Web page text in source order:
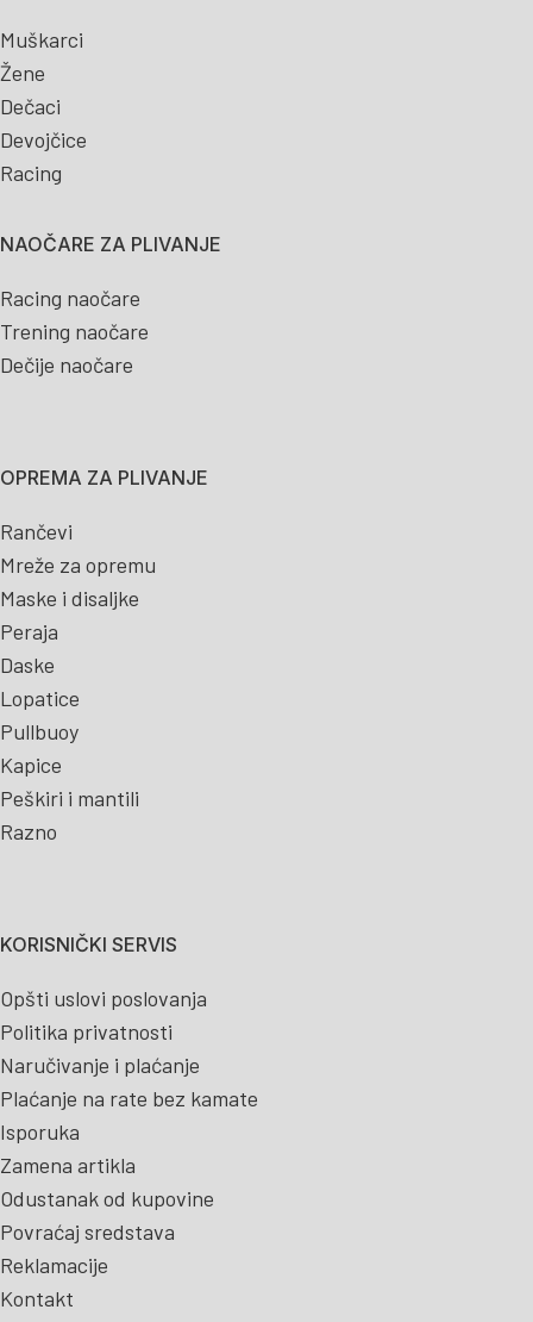
Muškarci
Žene
Dečaci
Devojčice
Racing
NAOČARE ZA PLIVANJE
Racing naočare
Trening naočare
Dečije naočare
OPREMA ZA PLIVANJE
Rančevi
Mreže za opremu
Maske i disaljke
Peraja
Daske
Lopatice
Pullbuoy
Kapice
Peškiri i mantili
Razno
KORISNIČKI SERVIS
Opšti uslovi poslovanja
Politika privatnosti
Naručivanje i plaćanje
Plaćanje na rate bez kamate
Isporuka
Zamena artikla
Odustanak od kupovine
Povraćaj sredstava
Reklamacije
Kontakt